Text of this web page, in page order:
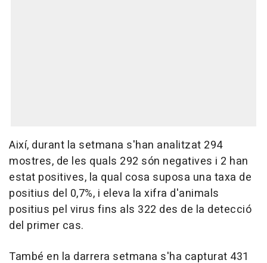
Així, durant la setmana s'han analitzat 294
mostres, de les quals 292 són negatives i 2 han
estat positives, la qual cosa suposa una taxa de
positius del 0,7%, i eleva la xifra d'animals
positius pel virus fins als 322 des de la detecció
del primer cas.
També en la darrera setmana s'ha capturat 431